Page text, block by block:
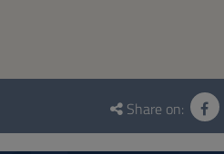
Questionnaire
social
Share on: